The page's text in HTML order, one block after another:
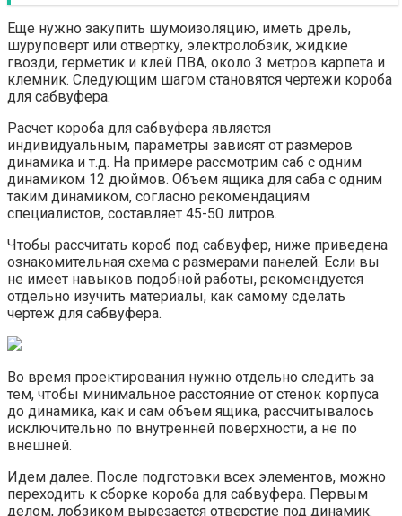
Еще нужно закупить шумоизоляцию, иметь дрель,
шуруповерт или отвертку, электролобзик, жидкие
гвозди, герметик и клей ПВА, около 3 метров карпета и
клемник. Следующим шагом становятся чертежи короба
для сабвуфера.
Расчет короба для сабвуфера является
индивидуальным, параметры зависят от размеров
динамика и т.д. На примере рассмотрим саб с одним
динамиком 12 дюймов. Объем ящика для саба с одним
таким динамиком, согласно рекомендациям
специалистов, составляет 45-50 литров.
Чтобы рассчитать короб под сабвуфер, ниже приведена
ознакомительная схема с размерами панелей. Если вы
не имеет навыков подобной работы, рекомендуется
отдельно изучить материалы, как самому сделать
чертеж для сабвуфера.
Во время проектирования нужно отдельно следить за
тем, чтобы минимальное расстояние от стенок корпуса
до динамика, как и сам объем ящика, рассчитывалось
исключительно по внутренней поверхности, а не по
внешней.
Идем далее. После подготовки всех элементов, можно
переходить к сборке короба для сабвуфера. Первым
делом, лобзиком вырезается отверстие под динамик.